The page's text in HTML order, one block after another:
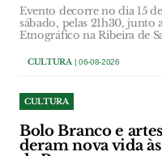
Evento decorre no dia 15
sábado, pelas 21h30, junto
Etnográfico na Ribeira de
CULTURA| 06-08-2026
CULTURA
Bolo Branco e
deram nova vida